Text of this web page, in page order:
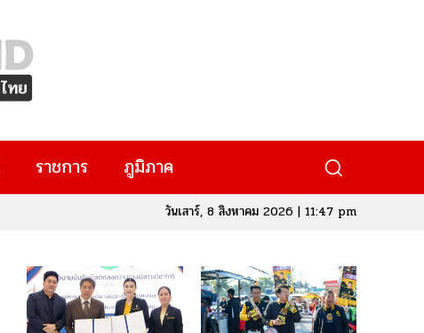
ราชการ ภูมิภาค
วันเสาร์, 8 สิงหาคม 2026 | 11:47 pm